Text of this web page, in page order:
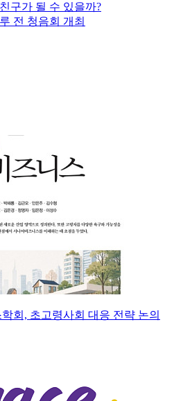
구가 될 수 있을까?
전 청음회 개최
회, 초고령사회 대응 전략 논의